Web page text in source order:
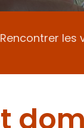
Rencontrer les